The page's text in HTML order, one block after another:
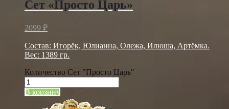
Сет «Просто Царь»
2099 ₽
Состав: Игорёк, Юлианна, Олежа, Илюша, Артёмка.
Вес: 1389 гр.
Количество Сет "Просто Царь"
В корзину